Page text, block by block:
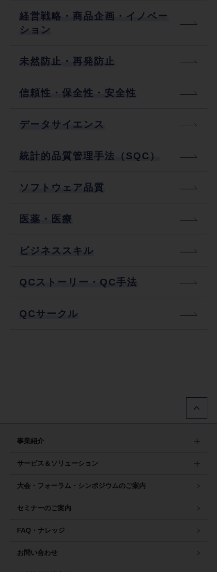
経営戦略・商品企画・イノベー
ション
未然防止・再発防止
信頼性・保全性・安全性
データサイエンス
統計的品質管理手法（SQC）
ソフトウェア品質
医薬・医療
ビジネススキル
QCストーリー・QC手法
QCサークル
事業紹介
サービス＆ソリューション
大会・フォーラム・シンポジウムのご案内
セミナーのご案内
FAQ・ナレッジ
お問い合わせ